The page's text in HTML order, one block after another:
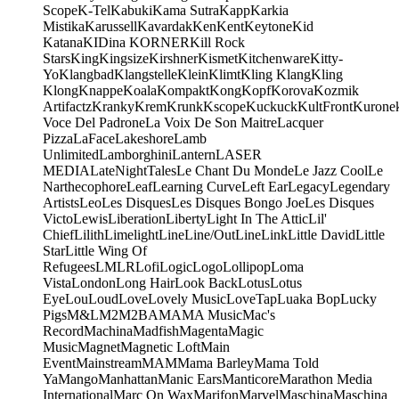
ScopeK-TelKabukiKama SutraKappKarkia
MistikaKarussellKavardakKenKentKeytoneKid
KatanaKIDina KORNERKill Rock
StarsKingKingsizeKirshnerKismetKitchenwareKitty-
YoKlangbadKlangstelleKleinKlimtKling KlangKling
KlongKnappeKoalaKompaktKongKopfKorovaKozmik
ArtifactzKrankyKremKrunkKscopeKuckuckKultFront
Voce Del PadroneLa Voix De Son MaitreLacquer
PizzaLaFaceLakeshoreLamb
UnlimitedLamborghiniLanternLASER
MEDIALateNightTalesLe Chant Du MondeLe Jazz CoolLe
NarthecophoreLeafLearning CurveLeft EarLegacyLegendary
ArtistsLeoLes DisquesLes Disques Bongo JoeLes Disques
VictoLewisLiberationLibertyLight In The AtticLil'
ChiefLilithLimelightLineLine/OutLineLinkLittle DavidLittle
StarLittle Wing Of
RefugeesLMLRLofiLogicLogoLollipopLoma
VistaLondonLong HairLook BackLotusLotus
EyeLouLoudLoveLovely MusicLoveTapLuaka BopLucky
PigsM&LM2M2BAMAMA MusicMac's
RecordMachinaMadfishMagentaMagic
MusicMagnetMagnetic LoftMain
EventMainstreamMAMMama BarleyMama Told
YaMangoManhattanManic EarsManticoreMarathon Media
InternationalMarc On WaxMarifonMarvelMaschinaMaschina